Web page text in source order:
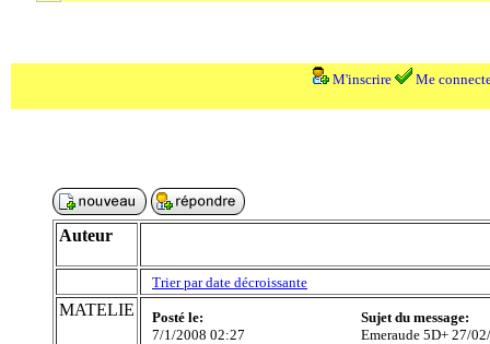
M'inscrire Me
Auteur
Trier par date décroissante
MATELIE
Posté le:
7/1/2008 02:27
Sujet du message:
Emeraude 5D+ 27/